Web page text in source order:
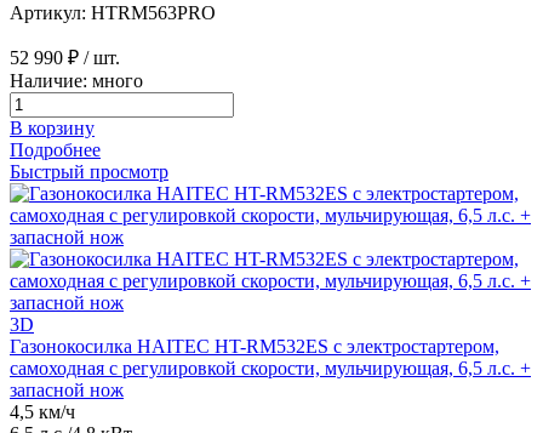
Артикул: HTRM563PRO
52 990 ₽ / шт.
Наличие: много
В корзину
Подробнее
Быстрый просмотр
3D
Газонокосилка HAITEC HT-RM532ES с электростартером,
самоходная с регулировкой скорости, мульчирующая, 6,5 л.с. +
запасной нож
4,5 км/ч